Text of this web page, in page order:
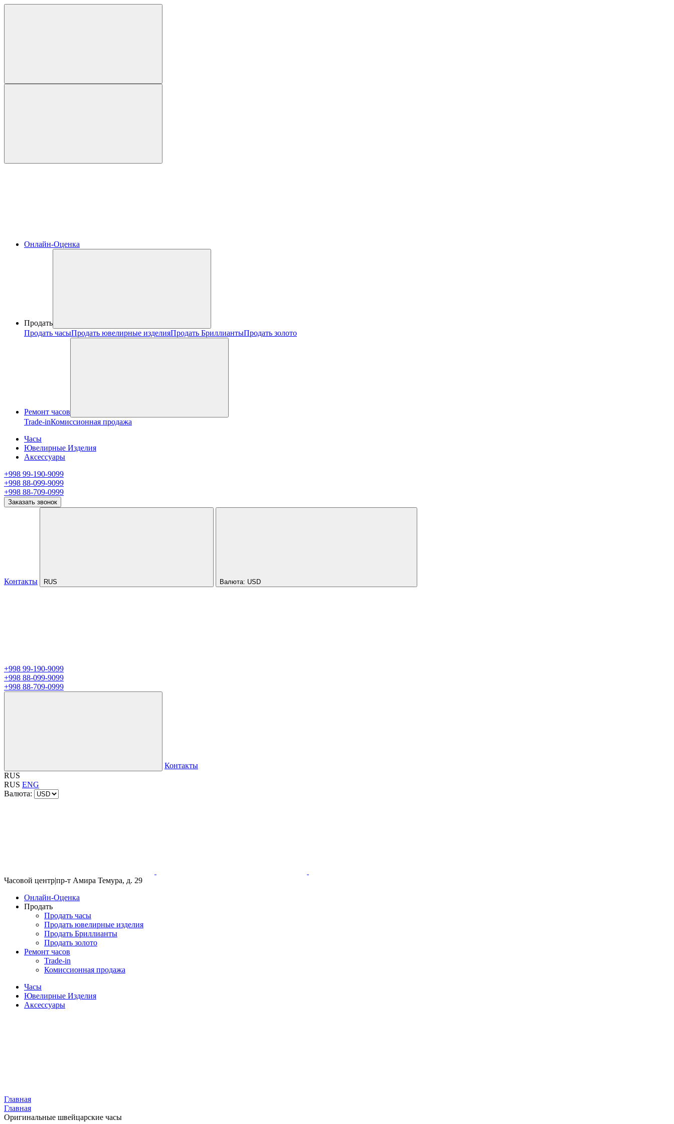
Онлайн-Оценка
Продать
Продать часыПродать ювелирные изделияПродать БриллиантыПродать золото
Ремонт часов
Trade-inКомиссионная продажа
Часы
Ювелирные Изделия
Аксессуары
+998 99-190-9099
+998 88-099-9099
+998 88-709-0999
Заказать звонок
Контакты RUS Валюта: USD
+998 99-190-9099
+998 88-099-9099
+998 88-709-0999
Контакты
RUS
RUS ENG
Валюта:
Часовой центр|пр-т Амира Темура, д. 29
Онлайн-Оценка
Продать
Продать часы
Продать ювелирные изделия
Продать Бриллианты
Продать золото
Ремонт часов
Trade-in
Комиссионная продажа
Часы
Ювелирные Изделия
Аксессуары
Главная
Главная
Оригинальные швейцарские часы